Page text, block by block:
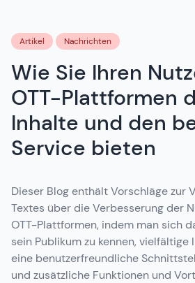
Artikel Nachrichten
Wie Sie Ihren
OTT-Plattformen
Inhalte und den
Service bieten
Dieser Blog enthält Vorschläge zur
Textes über die Verbesserung der
OTT-Plattformen, indem man sich
sein Publikum zu kennen, vielfältige
eine benutzerfreundliche
und zusätzliche Funktionen und